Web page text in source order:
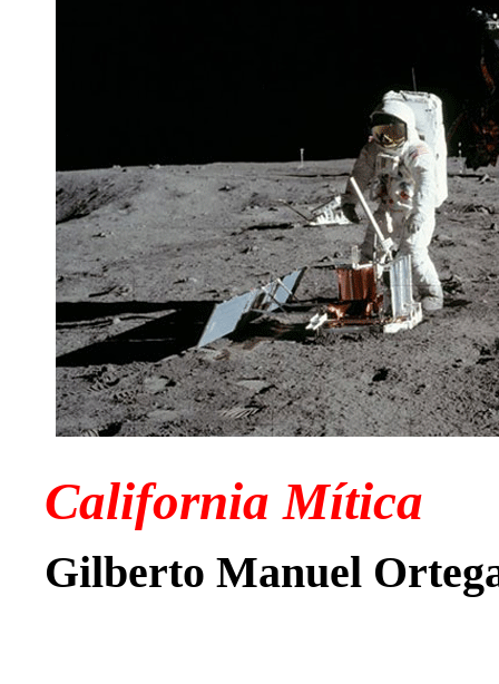
California Mítica
Gilberto Manuel